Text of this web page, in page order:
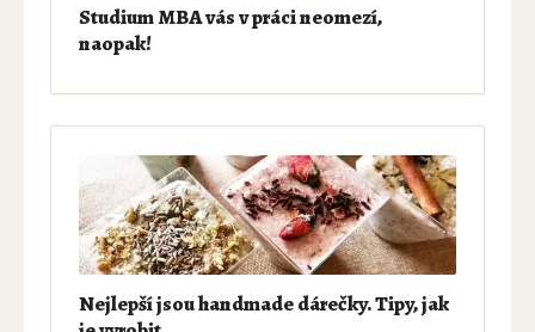
Studium MBA vás v práci neomezí,
naopak!
Nejlepší jsou handmade dárečky. Tipy, jak